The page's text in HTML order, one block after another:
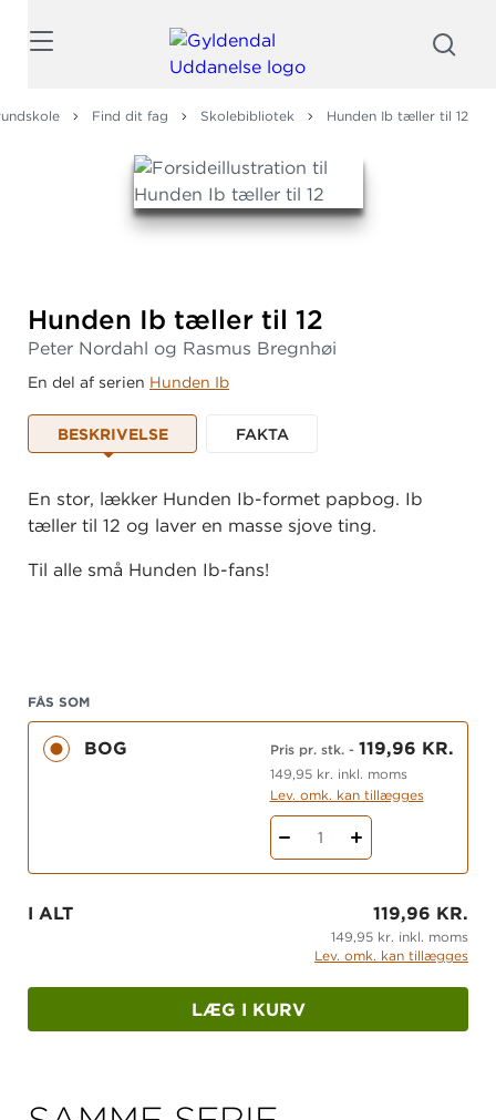
Find dit fag Skolebibliotek Hunden Ib tæller til 12
Hunden Ib tæller til 12
Peter Nordahl og Rasmus Bregnhøi
En del af serien Hunden Ib
BESKRIVELSE FAKTA
En stor, lækker Hunden Ib-formet papbog. Ib
tæller til 12 og laver en masse sjove ting.
Til alle små Hunden Ib-fans!
FÅS SOM
BOG Pris pr. stk.- 119,96 KR.
149,95 kr. inkl. moms
Lev. omk. kan tillægges
1
I ALT 119,96 KR.
149,95 kr. inkl. moms
Lev. omk. kan tillægges
LÆG I KURV